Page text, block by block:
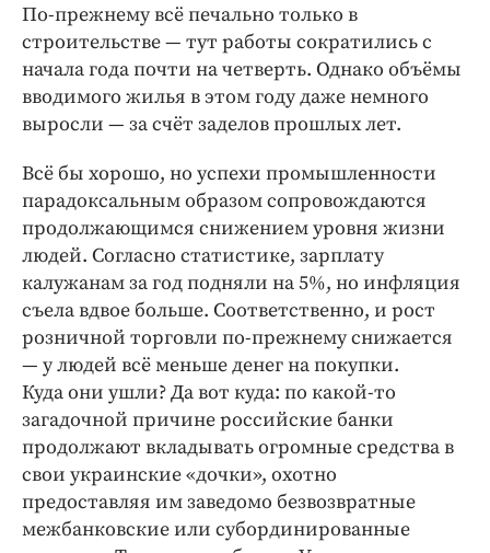
По-прежнему всё печально только в
строительстве — тут работы сократились с
начала года почти на четверть. Однако объёмы
вводимого жилья в этом году даже немного
выросли — за счёт заделов прошлых лет.
Всё бы хорошо, но успехи промышленности
парадоксальным образом сопровождаются
продолжающимся снижением уровня жизни
людей. Согласно статистике, зарплату
калужанам за год подняли на 5%, но инфляция
съела вдвое больше. Соответственно, и рост
розничной торговли по-прежнему снижается
— у людей всё меньше денег на покупки.
Куда они ушли? Да вот куда: по какой-то
загадочной причине российские банки
продолжают вкладывать огромные средства в
свои украинские «дочки», охотно
предоставляя им заведомо безвозвратные
межбанковские или субординированные